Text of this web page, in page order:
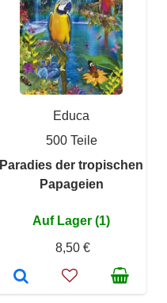
Educa
500 Teile
Paradies der tropischen
Papageien
Auf Lager (1)
8,50 €